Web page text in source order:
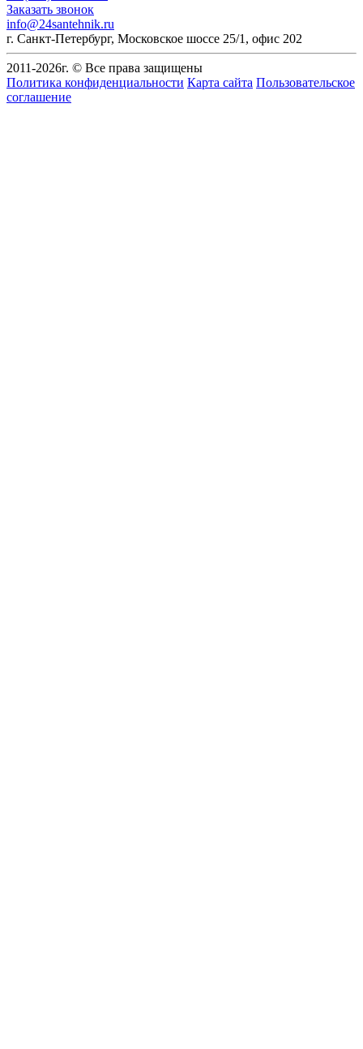
Заказать звонок
info@24santehnik.ru
г. Санкт-Петербург, Московское шоссе 25/1, офис 202
2011-2026г. © Все права защищены
Политика конфиденциальности Карта сайта Пользовательское
соглашение